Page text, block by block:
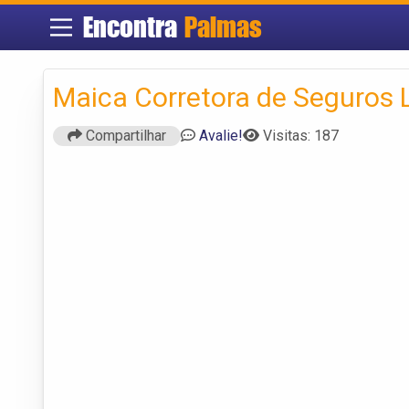
Encontra Palmas
Maica Corretora de Seguros
Compartilhar Avalie! Visitas: 187